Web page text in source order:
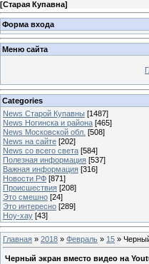
[Старая Купавна]
Форма входа
Меню сайта
Categories
News Старой Купавны [1487]
News Ногинска и района [465]
News Московской обл. [508]
News на сайте [202]
News со всего света [584]
Полезная информация [537]
Важная информация [316]
Новости РФ [871]
Происшествия [208]
Это смешно [24]
Это интересно [289]
Ноу-хау [43]
Главная » 2018 » Февраль » 15 »
Черный экран вместо видео на